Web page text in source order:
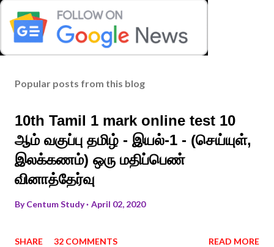
Popular posts from this blog
10th Tamil 1 mark online test 10
ஆம் வகுப்பு தமிழ் - இயல்-1 - (செய்யுள்,
இலக்கணம்) ஒரு மதிப்பெண்
வினாத்தேர்வு
ByCentum Study April 02, 2020
SHARE 32 COMMENTS READ MORE